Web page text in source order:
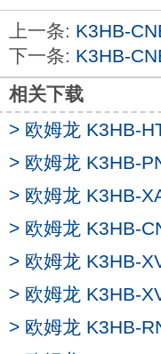
96（W）×48（
CNB-FLK3AT11
电源电压：
支持测重传感器
及重量等进行测
是用于自动设备
理想显示器。
动作判定显示色
颜色。
配备的分压计用
外部事件输入可
240V50/60Hz；
CNB-FLK3AT11
输出数：1段。
上一条: K3HB-
下一条: K3HB-
相关下载
> 欧姆龙 K3HB-
> 欧姆龙 K3HB-
> 欧姆龙 K3HB-
> 欧姆龙 K3HB-
> 欧姆龙 K3HB-
> 欧姆龙 K3HB-
> 欧姆龙 K3HB-